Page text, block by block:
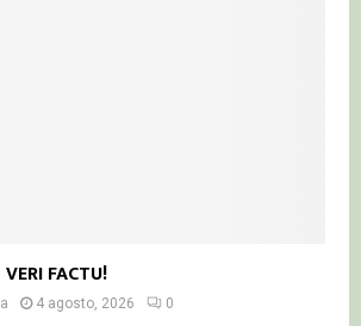
FACTU!
4 agosto, 2026 0